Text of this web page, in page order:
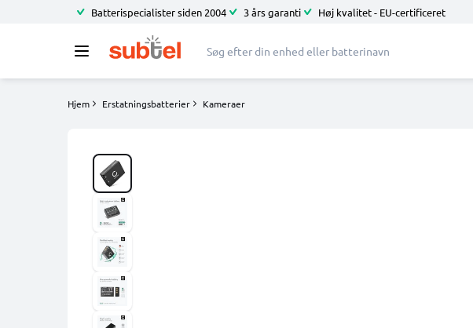
Batterispecialister siden 2004 3 års garanti Høj kvalitet - EU-certificeret
Hjem Erstatningsbatterier Kameraer